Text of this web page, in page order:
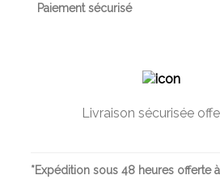
Paiement sécurisé
Livraison sécurisée
*Expédition sous 48 heures offerte